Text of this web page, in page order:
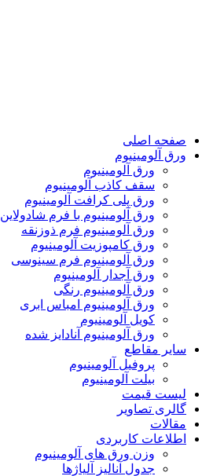
صفحه اصلی
ورق آلومینیوم
ورق آلومینیوم
سقف کاذب آلومینیوم
ورق پلی کرافت آلومینیوم
ورق آلومینیوم با فرم شادولاین
ورق آلومینیوم فرم ذوزنقه
ورق کامپوزیت آلومینیوم
ورق آلومینیوم فرم سینوسی
ورق آجدار آلومینیوم
ورق آلومینیوم رنگی
ورق آلومینیوم امباس ابری
کویل آلومینیوم
ورق آلومینیوم آنادایز شده
سایر مقاطع
پروفیل آلومینیوم
بیلت آلومینیوم
لیست قیمت
گالری تصاویر
مقالات
اطلاعات کاربردی
وزن ورق های آلومینیوم
جدول آنالیز آلیاژها